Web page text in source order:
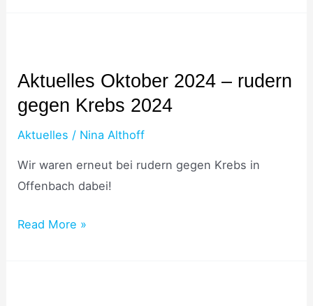
Aktuelles Oktober 2024 – rudern
gegen Krebs 2024
Aktuelles / Nina Althoff
Wir waren erneut bei rudern gegen Krebs in
Offenbach dabei!
2024
–
Krebs
2024
Read More »